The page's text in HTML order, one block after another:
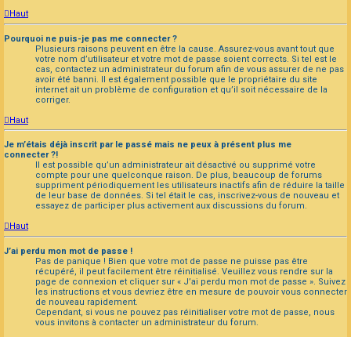
Haut
Pourquoi ne puis-je pas me connecter ?
Plusieurs raisons peuvent en être la cause. Assurez-vous avant tout que
votre nom d’utilisateur et votre mot de passe soient corrects. Si tel est le
cas, contactez un administrateur du forum afin de vous assurer de ne pas
avoir été banni. Il est également possible que le propriétaire du site
internet ait un problème de configuration et qu’il soit nécessaire de la
corriger.
Haut
Je m’étais déjà inscrit par le passé mais ne peux à présent plus me
connecter ?!
Il est possible qu’un administrateur ait désactivé ou supprimé votre
compte pour une quelconque raison. De plus, beaucoup de forums
suppriment périodiquement les utilisateurs inactifs afin de réduire la taille
de leur base de données. Si tel était le cas, inscrivez-vous de nouveau et
essayez de participer plus activement aux discussions du forum.
Haut
J’ai perdu mon mot de passe !
Pas de panique ! Bien que votre mot de passe ne puisse pas être
récupéré, il peut facilement être réinitialisé. Veuillez vous rendre sur la
page de connexion et cliquer sur « J’ai perdu mon mot de passe ». Suivez
les instructions et vous devriez être en mesure de pouvoir vous connecter
de nouveau rapidement.
Cependant, si vous ne pouvez pas réinitialiser votre mot de passe, nous
vous invitons à contacter un administrateur du forum.